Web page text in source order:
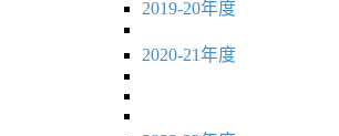
2019-20年度
2020-21年度